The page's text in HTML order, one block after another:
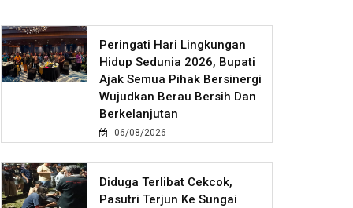
Peringati Hari Lingkungan
Hidup Sedunia 2026, Bupati
Ajak Semua Pihak Bersinergi
Wujudkan Berau Bersih Dan
Berkelanjutan
06/08/2026
Diduga Terlibat Cekcok,
Pasutri Terjun Ke Sungai